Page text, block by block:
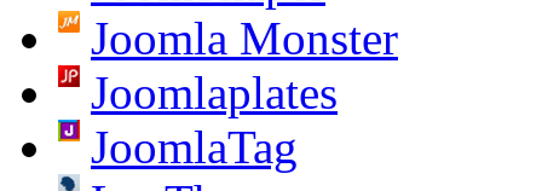
Joomla Monster
Joomlaplates
JoomlaTag